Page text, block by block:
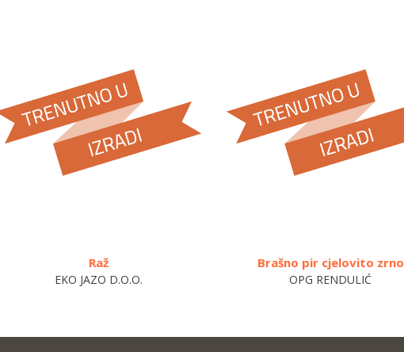
Raž
EKO JAZO D.O.O.
Brašno pir cjelovito zrno
OPG RENDULIĆ